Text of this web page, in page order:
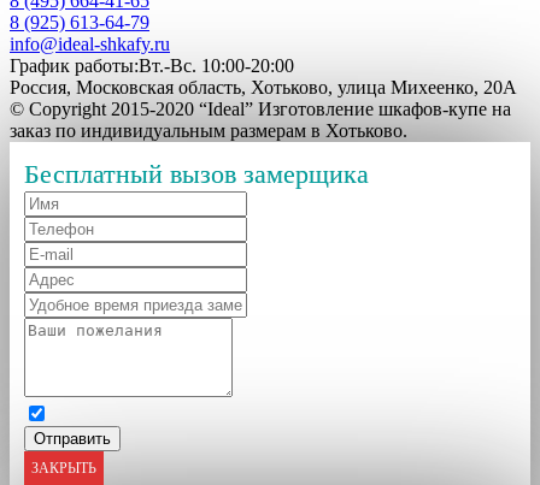
8 (925) 613-64-79
info@ideal-shkafy.ru
График работы:Вт.-Вс. 10:00-20:00
Россия, Московская область, Хотьково, улица Михеенко, 20А
© Copyright 2015-2020 “Ideal” Изготовление шкафов-купе на
заказ по индивидуальным размерам в Хотьково.
Бесплатный вызов замерщика
ЗАКРЫТЬ